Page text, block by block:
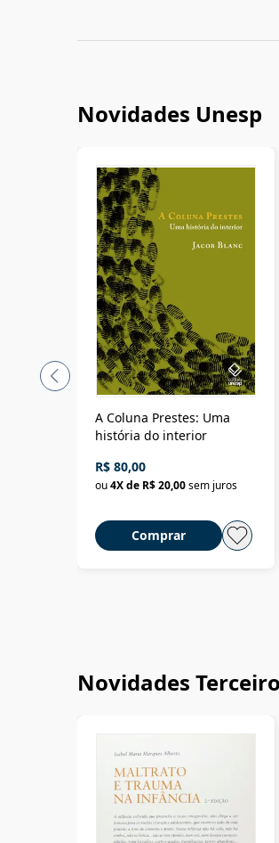
Novidades Unesp
A Coluna Prestes: Uma
história do interior
R$ 80,00
ou4X de R$ 20,00sem juros
Comprar
Novidades